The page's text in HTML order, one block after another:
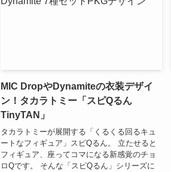
MIC DropやDynamiteの衣装デザイ
ン！タカラトミー「スピQるん
TinyTAN」
タカラトミーが展開する「くるくる回るキュ
ートなフィギュア」スピQるん。 立たせると
フィギュア、座ってコマになる新感覚のチョ
ロQです。 そんな「スピQるん」シリーズに